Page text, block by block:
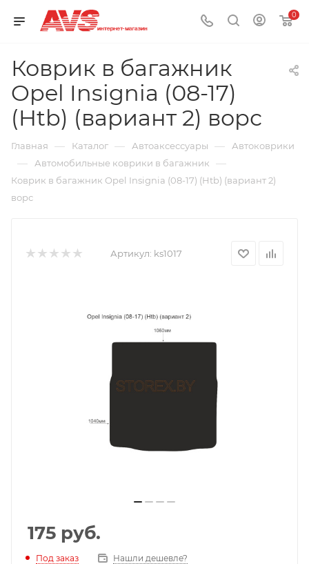
0
Коврик в багажник
Opel Insignia (08-17)
(Htb) (вариант 2) ворс
Главная — Каталог — Автоаксессуары — Автоковрики
— Автомобильные коврики в багажник —
Коврик в багажник Opel Insignia (08-17) (Htb) (вариант 2)
ворс
Артикул: ks1017
175 руб.
Под заказ Нашли дешевле?